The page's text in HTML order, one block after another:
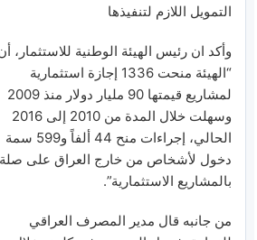
التمويل اللازم لتنفيذها
وأكد ان رئيس الهيئة الوطنية للاستثمار، أن
“الهيئة منحت 1336 إجازة استثمارية
لمشاريع قيمتها 90 مليار دولار منذ 2009
وسهلت خلال المدة من 2010 إلى 2016
الحالي، إجراءات منح 44 ألفاً و599 سمة
دخول لأشخاص من خارج العراق على صلة
بالمشاريع الاستثمارية”.
من جانبه قال مدير المصرف العراقي